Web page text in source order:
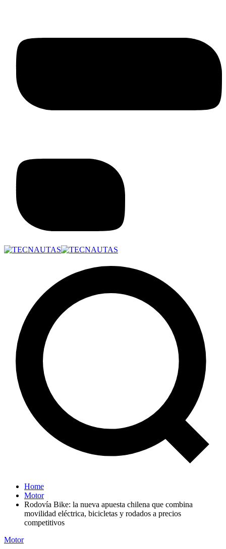
Home
Motor
Rodovía Bike: la nueva apuesta chilena que combina
movilidad eléctrica, bicicletas y rodados a precios
competitivos
Motor